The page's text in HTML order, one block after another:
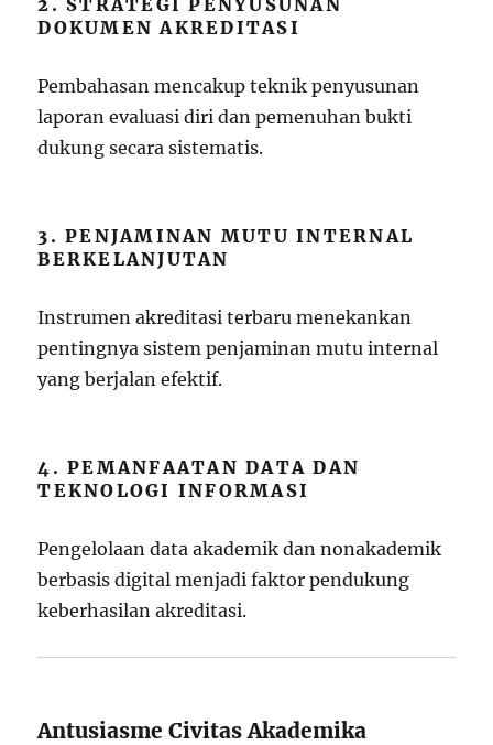
DOKUMEN AKREDITASI
Pembahasan mencakup teknik penyusunan
laporan evaluasi diri dan pemenuhan bukti
dukung secara sistematis.
3. PENJAMINAN MUTU INTERNAL
BERKELANJUTAN
Instrumen akreditasi terbaru menekankan
pentingnya sistem penjaminan mutu internal
yang berjalan efektif.
4. PEMANFAATAN DATA DAN
TEKNOLOGI INFORMASI
Pengelolaan data akademik dan nonakademik
berbasis digital menjadi faktor pendukung
keberhasilan akreditasi.
Antusiasme Civitas Akademika